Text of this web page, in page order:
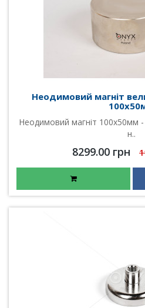
Неодимовий магніт
Неодимовий магніт 100х50мм -
н..
8299.00 грн